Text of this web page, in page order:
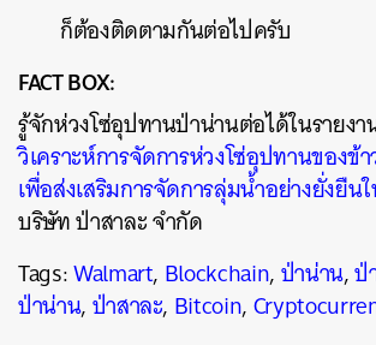
ก็ต้องติดตามกันต่อไปครับ
FACT BOX:
รู้จักห่วงโซ่อุปทานป่าน่านต่อได้ในรายงา
วิเคราะห์การจัดการห่วงโซ่อุปทานของข้
เพื่อส่งเสริมการจัดการลุ่มน้ำอย่างยั่งยืน
บริษัท ป่าสาละ จำกัด
Tags:Walmart, Blockchain,ป่าน่าน,ป่
ป่าน่าน,ป่าสาละ, Bitcoin,